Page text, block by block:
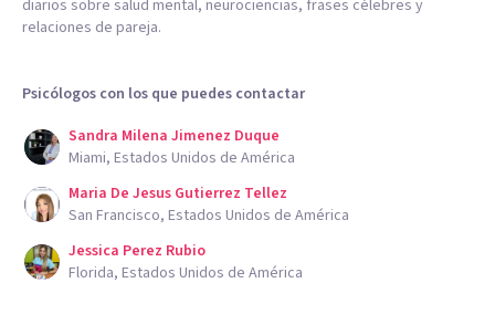
diarios sobre salud mental, neurociencias, frases célebres y
relaciones de pareja.
Psicólogos con los que puedes contactar
Sandra Milena Jimenez Duque
Miami, Estados Unidos de América
Maria De Jesus Gutierrez Tellez
San Francisco, Estados Unidos de América
Jessica Perez Rubio
Florida, Estados Unidos de América